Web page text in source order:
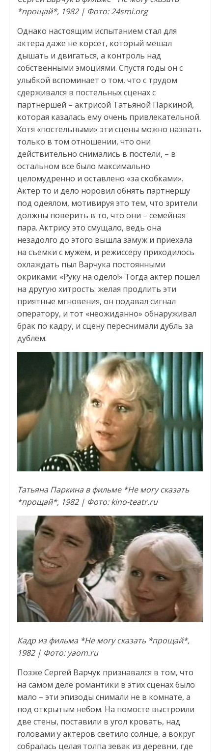
*прощай*, 1982 | Фото: 24smi.org
Однако настоящим испытанием стал для
актера даже не корсет, который мешал
дышать и двигаться, а контроль над
собственными эмоциями. Спустя годы он с
улыбкой вспоминает о том, что с трудом
сдерживался в постельных сценах с
партнершей – актрисой Татьяной Паркиной,
которая казалась ему очень привлекательной.
Хотя «постельными» эти сцены можно назвать
только в том отношении, что они
действительно снимались в постели, – в
остальном все было максимально
целомудренно и оставлено «за скобками».
Актер то и дело норовил обнять партнершу
под одеялом, мотивируя это тем, что зрители
должны поверить в то, что они – семейная
пара. Актрису это смущало, ведь она
незадолго до этого вышла замуж и приехала
на съемки с мужем, и режиссеру приходилось
охлаждать пыл Варчука постоянными
окриками: «Руку на одело!» Тогда актер пошел
на другую хитрость: желая продлить эти
приятные мгновения, он подавал сигнал
оператору, и тот «неожиданно» обнаруживал
брак по кадру, и сцену переснимали дубль за
дублем.
Татьяна Паркина в фильме *Не могу сказать
*прощай*, 1982 | Фото: kino-teatr.ru
Кадр из фильма *Не могу сказать *прощай*,
1982 | Фото: yaom.ru
Позже Сергей Варчук признавался в том, что
на самом деле романтики в этих сценах было
мало – эти эпизоды снимали не в комнате, а
под открытым небом. На помосте выстроили
две стены, поставили в угол кровать, над
головами у актеров светило солнце, а вокруг
собралась целая толпа зевак из деревни, где